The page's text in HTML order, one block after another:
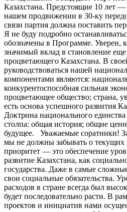
Казахстана. Предстоящие 10 лет
нашем продвижении в 30-ку
связи партия должна поставить
Я не буду подробно
обозначены в Программе. Уверен,
значимый вклад в становление
процветающего Казахстана. В
руководствоваться нашей
компонентами являются:
конкурентоспособная сильная
процветающее общество; страна,
есть основа успешного развития
Доктрина национального
столпа: общая история; общие
будущее. Уважаемые соратники!
мы не должны забывать о текущих
приоритет — это обеспечение
развитие Казахстана, как
государства. Даже в самые
свои социальные обязательства.
расходов в стране всегда был
будет последовательно расти. В
проектов и инициатив нами